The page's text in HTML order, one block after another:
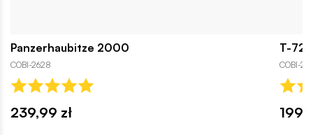
Panzerhaubitze 2000
COBI-2628
239,99 zł
T-72
COBI-